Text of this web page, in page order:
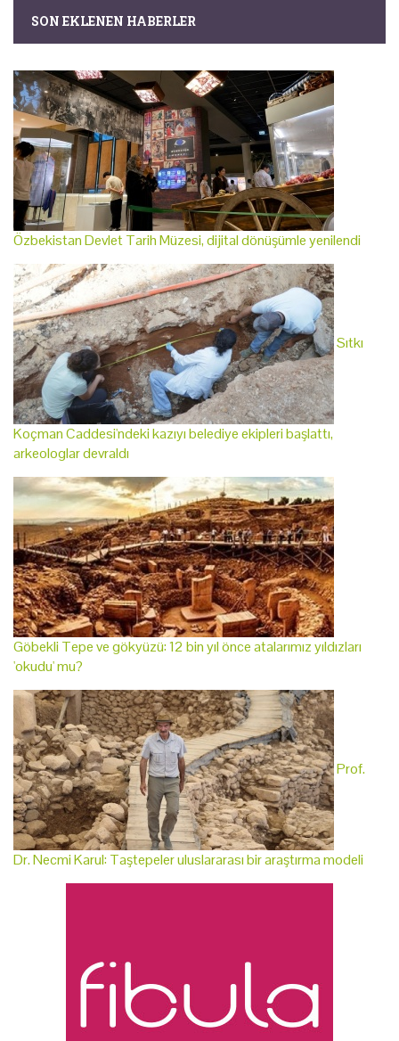
SON EKLENEN HABERLER
Özbekistan Devlet Tarih Müzesi, dijital dönüşümle yenilendi
Sıtkı
Koçman Caddesi'ndeki kazıyı belediye ekipleri başlattı,
arkeologlar devraldı
Göbekli Tepe ve gökyüzü: 12 bin yıl önce atalarımız yıldızları
'okudu' mu?
Prof.
Dr. Necmi Karul: Taştepeler uluslararası bir araştırma modeli